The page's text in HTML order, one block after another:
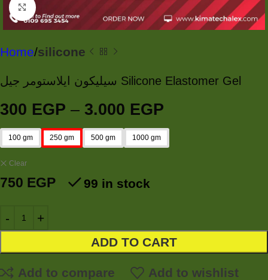
Click to enlarge
Home silicone
سيليكون ايلاستومر جيل Silicone Elastomer Gel
300 EGP – 3.000 EGP
100 gm 250 gm 500 gm 1000 gm
Clear
750 EGP 99 in stock
ADD TO CART
Add to compare Add to wishlist